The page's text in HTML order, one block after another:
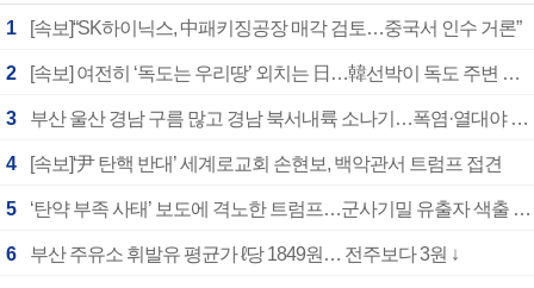
1 [속보]“SK하이닉스, 中패키징공장 매각 검토…중국서 인수 거론”
2 [속보] 여전히 ‘독도는 우리땅’ 외치는 日…韓선박이 독도 주변 해양조사 활동하자 반발
3 부산 울산 경남 구름 많고 경남 북서내륙 소나기…폭염·열대야 계속
4 [속보]‘尹 탄핵 반대’ 세계로교회 손현보, 백악관서 트럼프 접견
5 ‘탄약 부족 사태’ 보도에 격노한 트럼프…군사기밀 유출자 색출 지시
6 부산 주유소 휘발유 평균가 ℓ당 1849원… 전주보다 3원 ↓